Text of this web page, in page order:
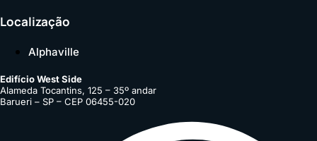
Localização
Alphaville
Edifício West Side
Alameda Tocantins, 125 – 35º andar
Barueri – SP – CEP 06455-020